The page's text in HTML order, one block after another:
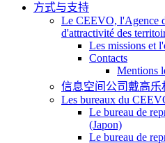
方式与支持
Le CEEVO, l'Agence
d'attractivité des
Les missions et
Contacts
Mentions
信息空间公司戴高乐
Les bureaux du
Le bureau de
(Japon)
Le bureau de